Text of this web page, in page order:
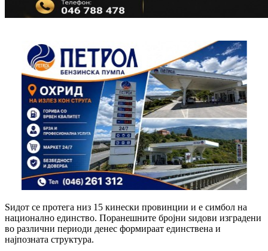
Ѕидот се протега низ 15 кинески провинции и е симбол на
национално единство. Поранешните бројни ѕидови изградени
во различни периоди денес формираат единствена и
најпозната структура.